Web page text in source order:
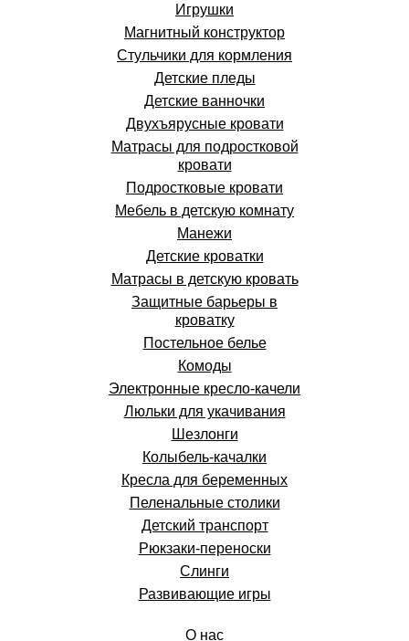
Игрушки
Магнитный конструктор
Стульчики для кормления
Детские пледы
Детские ванночки
Двухъярусные кровати
Матрасы для подростковой
кровати
Подростковые кровати
Мебель в детскую комнату
Манежи
Детские кроватки
Матрасы в детскую кровать
Защитные барьеры в
кроватку
Постельное белье
Комоды
Электронные кресло-качели
Люльки для укачивания
Шезлонги
Колыбель-качалки
Кресла для беременных
Пеленальные столики
Детский транспорт
Рюкзаки-переноски
Слинги
Развивающие игры
О нас